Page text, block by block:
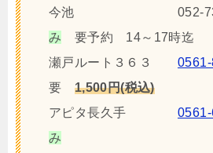
今池 052-
み 要予約 14～17時迄
瀬戸ルート３６３
要 1,500円(税込)
アピタ長久手
み